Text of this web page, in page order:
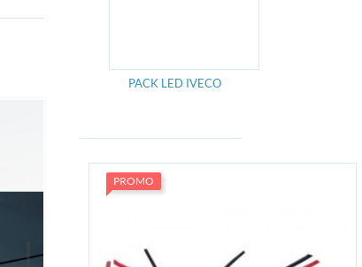
PACK LED IVECO
PROMO